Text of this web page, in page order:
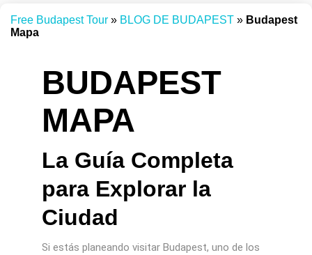
Free Budapest Tour » BLOG DE BUDAPEST » Budapest
Mapa
BUDAPEST
MAPA
La Guía Completa
para Explorar la
Ciudad
Si estás planeando visitar Budapest, uno de los